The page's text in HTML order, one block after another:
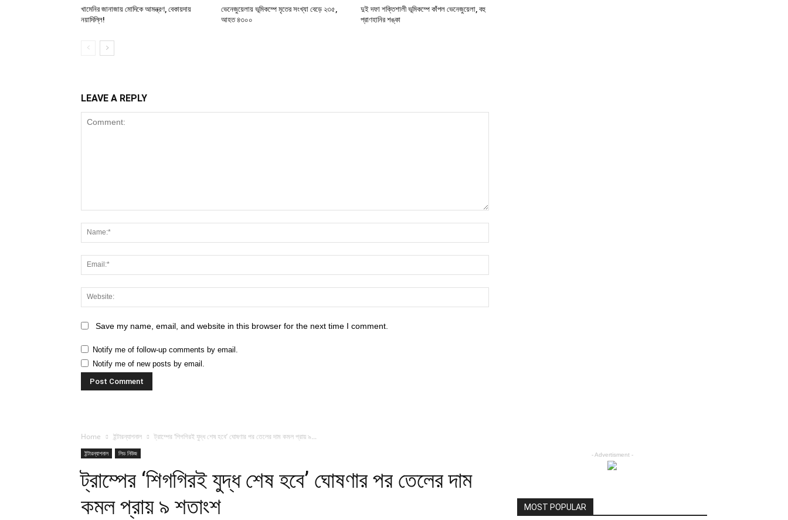
খামেনির জানাজায় মোদিকে আমন্ত্রণ, বেকায়দায়
নয়াদিল্লি!
ভেনেজুয়েলায় ভূমিকম্পে মৃতের সংখ্যা বেড়ে ২৩৫,
আহত ৪৩০০
দুই দফা শক্তিশালী ভূমিকম্পে কাঁপল ভেনেজুয়েলা, বহু
প্রাণহানির শঙ্কা
LEAVE A REPLY
Save my name, email, and website in this browser for the next time I comment.
Notify me of follow-up comments by email.
Notify me of new posts by email.